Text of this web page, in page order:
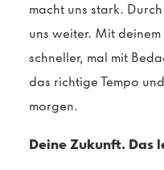
macht uns stark.
uns weiter. Mit
schneller, mal mit
das richtige Tempo
morgen.
Deine Zukunft. Das